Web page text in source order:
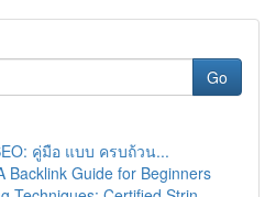
Go
คู่มือ แบบ ครบถ้วน...
Backlink Guide for Beginners